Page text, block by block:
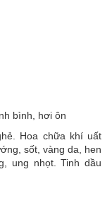
bình, hơi ôn
Hoa chữa khí uất
sốt, vàng da, hen
ung nhọt. Tinh dầu